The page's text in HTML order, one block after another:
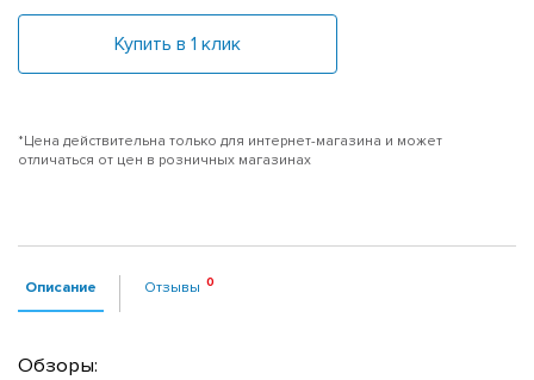
Купить в 1 клик
*Цена действительна только для интернет-магазина и может
отличаться от цен в розничных магазинах
Описание Отзывы
Обзоры: